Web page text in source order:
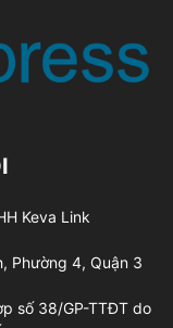
Keva Link
Phường 4, Quận 3
số 38/GP-TTĐT do